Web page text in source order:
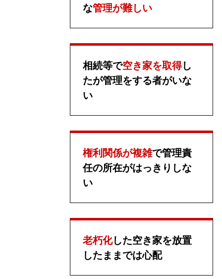
な管理が難しい
相続等で空き家を取得し
たが管理をする者がいな
い
権利関係が複雑で管理責
任の所在がはっきりしな
い
老朽化した空き家を放置
したままでは心配